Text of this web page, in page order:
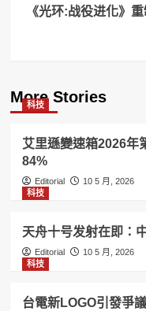
《光环:战役进化》
More Stories
科技
艾里遜變速箱2026年
84%
Editorial
10 5 月, 2026
科技
天舟十号发射在即：
Editorial
10 5 月, 2026
科技
台電新LOGO引發爭